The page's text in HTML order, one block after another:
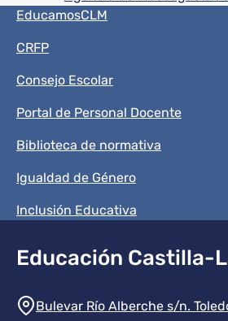
Menú del pie
EducamosCLM
CRFP
Consejo Escolar
Portal de Personal Docente
Biblioteca de normativa
Igualdad de Género
Inclusión Educativa
Educación Castilla-
Información de la
Bulevar Río Alberche s/n.